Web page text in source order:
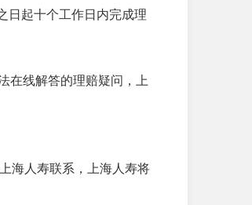
日起十个工作日内完成理
在线解答的理赔疑问，上
海人寿联系，上海人寿将